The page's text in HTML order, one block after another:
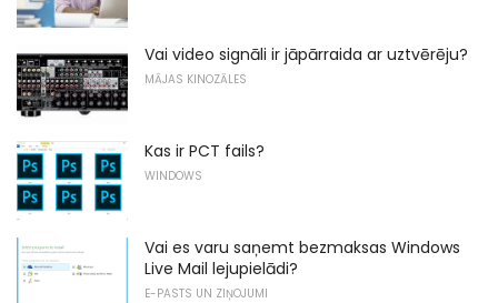
Vai video signāli ir jāpārraida ar uztvērēju?
MĀJAS KINOZĀLES
Kas ir PCT fails?
WINDOWS
Vai es varu saņemt bezmaksas Windows
Live Mail lejupielādi?
E-PASTS UN ZIŅOJUMI